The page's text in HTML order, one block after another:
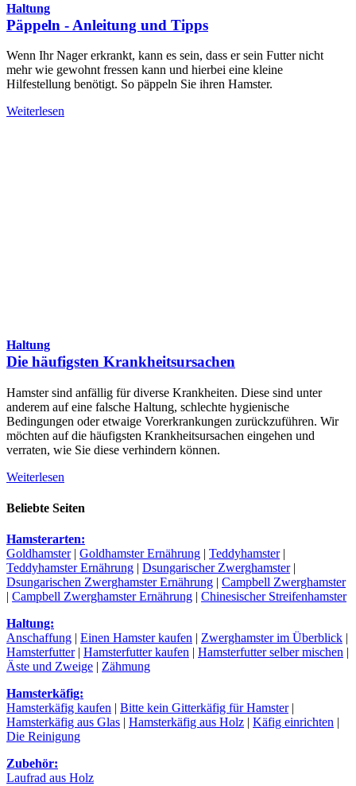
Haltung
Päppeln - Anleitung und Tipps
Wenn Ihr Nager erkrankt, kann es sein, dass er sein Futter nicht
mehr wie gewohnt fressen kann und hierbei eine kleine
Hilfestellung benötigt. So päppeln Sie ihren Hamster.
Weiterlesen
Haltung
Die häufigsten Krankheitsursachen
Hamster sind anfällig für diverse Krankheiten. Diese sind unter
anderem auf eine falsche Haltung, schlechte hygienische
Bedingungen oder etwaige Vorerkrankungen zurückzuführen. Wir
möchten auf die häufigsten Krankheitsursachen eingehen und
verraten, wie Sie diese verhindern können.
Weiterlesen
Beliebte Seiten
Hamsterarten:
Goldhamster| Goldhamster Ernährung | Teddyhamster|
Teddyhamster Ernährung | Dsungarischer Zwerghamster|
Dsungarischen Zwerghamster Ernährung | Campbell Zwerghamster
| Campbell Zwerghamster Ernährung | Chinesischer Streifenhamster
Haltung:
Anschaffung | Einen Hamster kaufen | Zwerghamster im Überblick |
Hamsterfutter| Hamsterfutter kaufen | Hamsterfutter selber mischen |
Äste und Zweige | Zähmung
Hamsterkäfig:
Hamsterkäfig kaufen | Bitte kein Gitterkäfig für Hamster|
Hamsterkäfig aus Glas | Hamsterkäfig aus Holz | Käfig einrichten |
Die Reinigung
Zubehör:
Laufrad aus Holz